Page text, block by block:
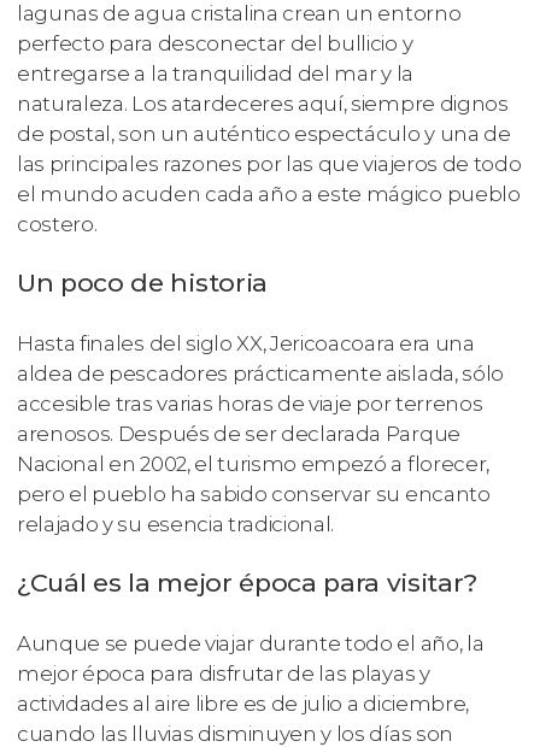
lagunas de agua cristalina crean un entorno
perfecto para desconectar del bullicio y
entregarse a la tranquilidad del mar y la
naturaleza. Los atardeceres aquí, siempre dignos
de postal, son un auténtico espectáculo y una de
las principales razones por las que viajeros de todo
el mundo acuden cada año a este mágico pueblo
costero.
Un poco de historia
Hasta finales del siglo XX, Jericoacoara era una
aldea de pescadores prácticamente aislada, sólo
accesible tras varias horas de viaje por terrenos
arenosos. Después de ser declarada Parque
Nacional en 2002, el turismo empezó a florecer,
pero el pueblo ha sabido conservar su encanto
relajado y su esencia tradicional.
¿Cuál es la mejor época para visitar?
Aunque se puede viajar durante todo el año, la
mejor época para disfrutar de las playas y
actividades al aire libre es de julio a diciembre,
cuando las lluvias disminuyen y los días son